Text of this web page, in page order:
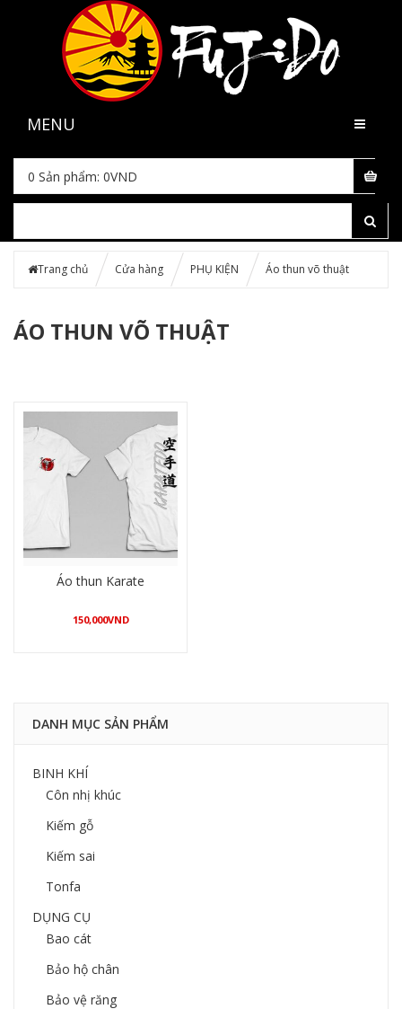
MENU
0 Sản phẩm: 0VND
Trang chủ Cửa hàng PHỤ KIỆN Áo thun võ thuật
ÁO THUN VÕ THUẬT
Áo thun Karate
150,000VND
DANH MỤC SẢN PHẨM
BINH KHÍ
Côn nhị khúc
Kiếm gỗ
Kiếm sai
Tonfa
DỤNG CỤ
Bao cát
Bảo hộ chân
Bảo vệ răng